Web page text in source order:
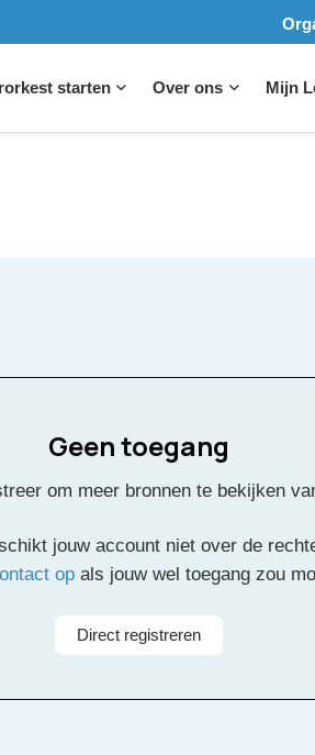
starten Over ons Mijn
Geen toegang
om meer bronnen te bekijken
jouw account niet over de
op als jouw wel toegang zou
Direct registreren